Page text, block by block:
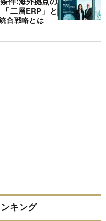
二層ERP」と
合戦略とは
キング